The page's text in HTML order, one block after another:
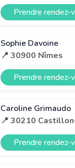
Prendre rendez-
Sophie Davoine
📍 30900 Nîmes
Prendre rendez-
Caroline Grimaudo
📍 30210
Prendre rendez-